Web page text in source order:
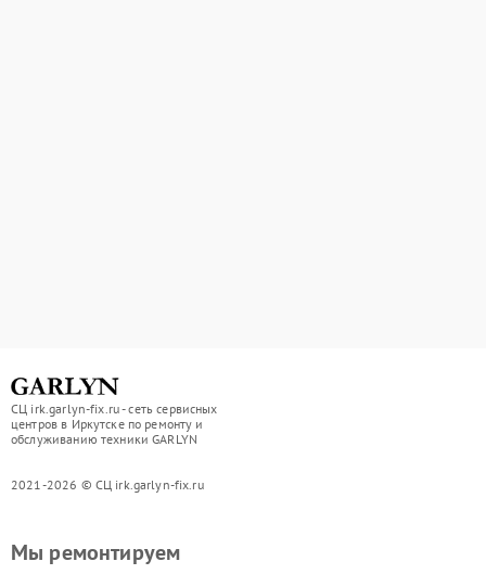
СЦ irk.garlyn-fix.ru - сеть сервисных
центров в Иркутске по ремонту и
обслуживанию техники GARLYN
2021-2026 © СЦ irk.garlyn-fix.ru
Мы ремонтируем